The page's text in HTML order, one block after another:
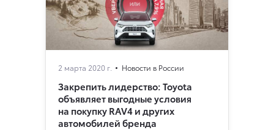
2 марта 2020 г. Новости в России
Закрепить лидерство: Toyota
объявляет выгодные условия
на покупку RAV4 и других
автомобилей бренда